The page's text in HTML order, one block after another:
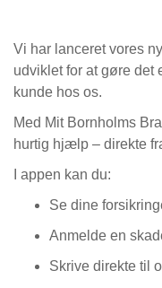
Vi har lanceret vores
udviklet for at gøre det
kunde hos os.
Med Mit Bornholms
hurtig hjælp – direkte
I appen kan du:
Se dine
Anmelde en
Skrive direkte til